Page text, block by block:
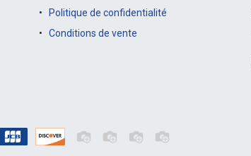
Politique de confidentialité
Conditions de vente